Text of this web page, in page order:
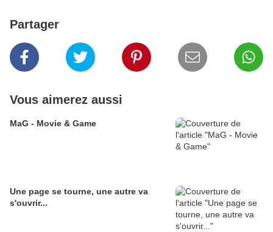
Partager
Vous aimerez aussi
MaG - Movie & Game
Une page se tourne, une autre va
s'ouvrir...